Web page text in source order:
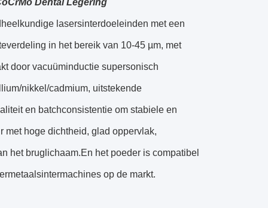
Dental Legering
lasersinterdoeleinden met een
in het bereik van 10-45 µm, met
door vacuüminductie supersonisch
nikkel/cadmium, uitstekende
en batchconsistentie om stabiele en
met hoge dichtheid, glad oppervlak,
het bruglichaam.En het poeder is compatibel
op de markt.